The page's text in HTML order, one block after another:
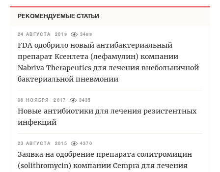
РЕКОМЕНДУЕМЫЕ СТАТЬИ
24 АВГУСТА 2019 3489
FDA одобрило новый антибактериальный
препарат Ксенлета (лефамулин) компании
Nabriva Therapeutics для лечения внебольничной
бактериальной пневмонии
06 НОЯБРЯ 2017 3435
Новые антибиотики для лечения резистентных
инфекций
23 АВГУСТА 2015 4370
Заявка на одобрение препарата солитромицин
(solithromycin) компании Cempra для лечения